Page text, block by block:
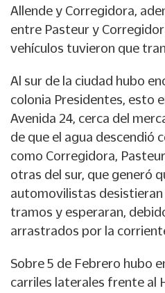
Allende y Corregidora,
entre Pasteur y
vehículos tuvieron que
Al sur de la ciudad hubo
colonia Presidentes, esto
Avenida 24, cerca del
de que el agua descendió
como Corregidora,
otras del sur, que generó
automovilistas
tramos y esperaran,
arrastrados por la
Sobre 5 de Febrero hubo
carriles laterales frente al